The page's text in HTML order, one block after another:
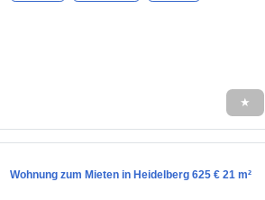
★
Wohnung zum Mieten in Heidelberg 625 € 21 m²